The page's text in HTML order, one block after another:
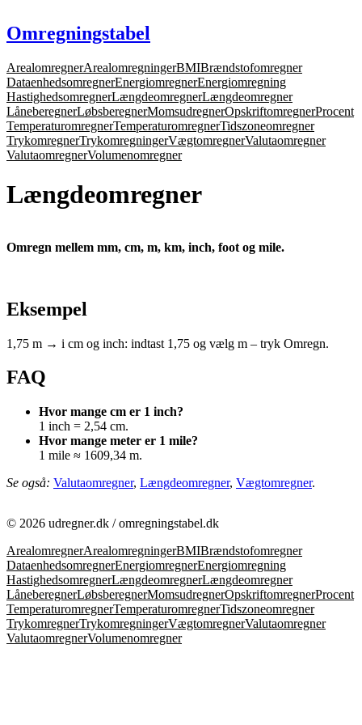
til
indhold
Omregningstabel
ArealomregnerArealomregningerBMIBrændstofomregner
DataenhedsomregnerEnergiomregnerEnergiomregning
HastighedsomregnerLængdeomregnerLængdeomregner
LåneberegnerLøbsberegnerMomsudregnerOpskriftomregnerProcent
TemperaturomregnerTemperaturomregnerTidszoneomregner
TrykomregnerTrykomregningerVægtomregnerValutaomregner
ValutaomregnerVolumenomregner
Længdeomregner
Omregn mellem mm, cm, m, km, inch, foot og mile.
Eksempel
1,75 m → i cm og inch: indtast 1,75 og vælg m – tryk Omregn.
FAQ
Hvor mange cm er 1 inch?
1 inch = 2,54 cm.
Hvor mange meter er 1 mile?
1 mile ≈ 1609,34 m.
Se også: Valutaomregner, Længdeomregner, Vægtomregner.
© 2026 udregner.dk / omregningstabel.dk
ArealomregnerArealomregningerBMIBrændstofomregner
DataenhedsomregnerEnergiomregnerEnergiomregning
HastighedsomregnerLængdeomregnerLængdeomregner
LåneberegnerLøbsberegnerMomsudregnerOpskriftomregnerProcent
TemperaturomregnerTemperaturomregnerTidszoneomregner
TrykomregnerTrykomregningerVægtomregnerValutaomregner
ValutaomregnerVolumenomregner